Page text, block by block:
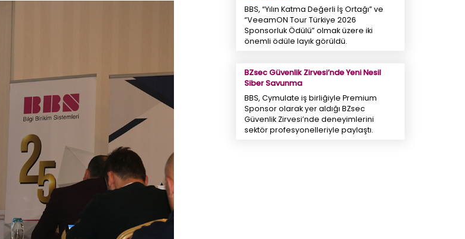
BBS, “Yılın Katma Değerli İş Ortağı” ve
“VeeamON Tour Türkiye 2026
Sponsorluk Ödülü” olmak üzere iki
önemli ödüle layık görüldü.
BZsec Güvenlik Zirvesi’nde Yeni Nesil
Siber Savunma
BBS, Cymulate iş birliğiyle Premium
Sponsor olarak yer aldığı BZsec
Güvenlik Zirvesi’nde deneyimlerini
sektör profesyonelleriyle paylaştı.